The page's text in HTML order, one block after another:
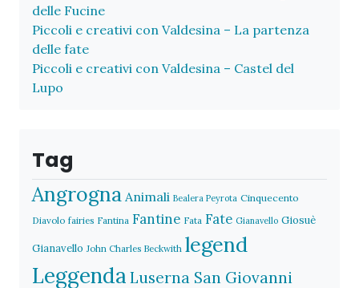
delle Fucine
Piccoli e creativi con Valdesina – La partenza
delle fate
Piccoli e creativi con Valdesina – Castel del
Lupo
Tag
Angrogna Animali Bealera Peyrota Cinquecento
Diavolo fairies Fantina Fantine Fata Fate Gianavello Giosuè
Gianavello John Charles Beckwith legend
Leggenda Luserna San Giovanni